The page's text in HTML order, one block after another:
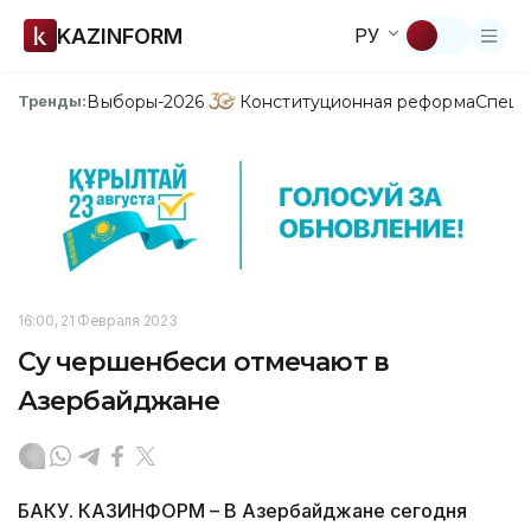
KAZINFORM РУ
Тренды:Выборы-2026 Конституционная реформа
16:00, 21 Февраля 2023
Су чершенбеси отмечают в
Азербайджане
БАКУ. КАЗИНФОРМ – В Азербайджане сегодня